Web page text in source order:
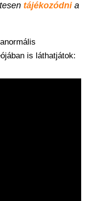
tájékozódnia
is láthatjátok: